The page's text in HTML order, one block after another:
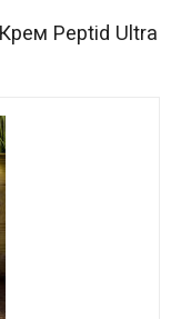
Peptid Ultra